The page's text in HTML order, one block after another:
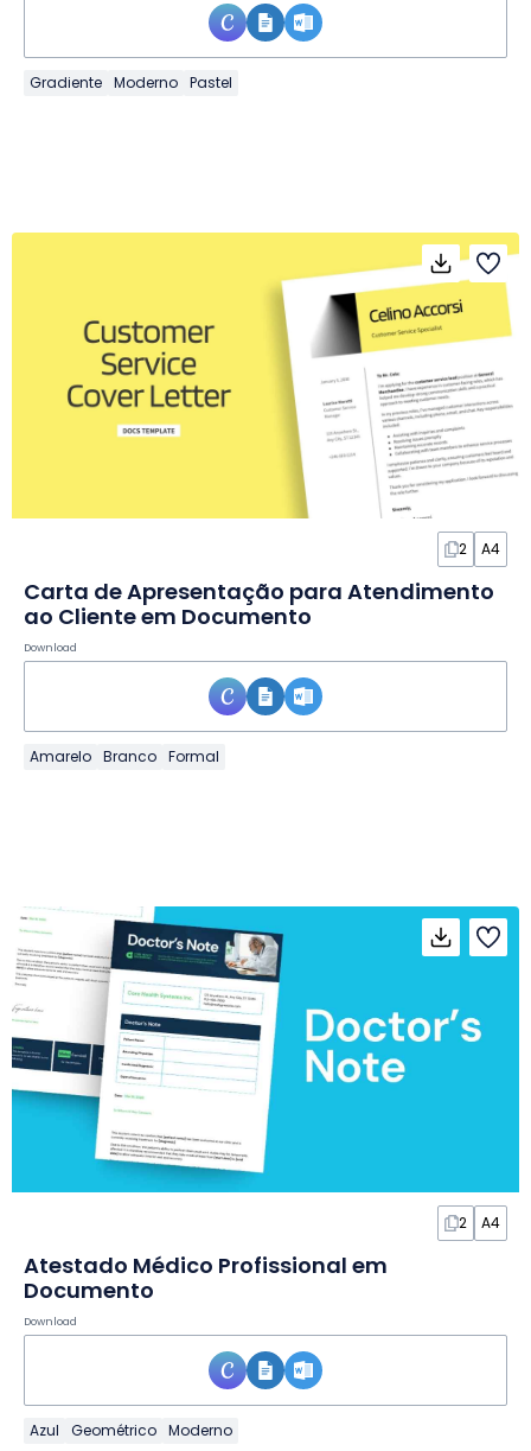
Gradiente Moderno Pastel
2 A4
Carta de Apresentação para Atendimento
ao Cliente em Documento
Download
Amarelo Branco Formal
2 A4
Atestado Médico Profissional em
Documento
Download
Azul Geométrico Moderno